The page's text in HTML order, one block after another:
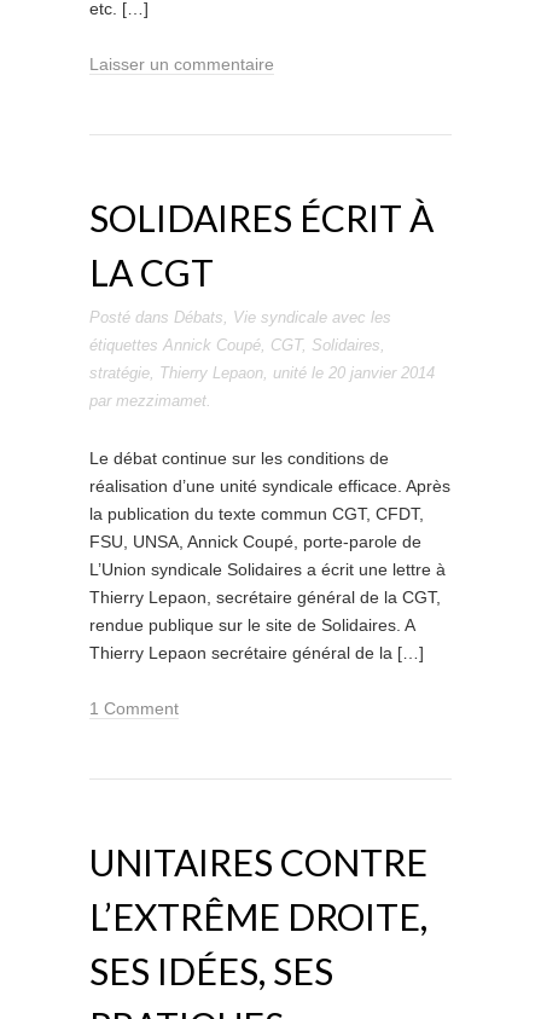
etc. […]
Laisser un commentaire
SOLIDAIRES ÉCRIT À
LA CGT
Posté dans Débats, Vie syndicale avec les
étiquettes Annick Coupé, CGT, Solidaires,
stratégie, Thierry Lepaon, unité le 20 janvier 2014
par mezzimamet.
Le débat continue sur les conditions de
réalisation d’une unité syndicale efficace. Après
la publication du texte commun CGT, CFDT,
FSU, UNSA, Annick Coupé, porte-parole de
L’Union syndicale Solidaires a écrit une lettre à
Thierry Lepaon, secrétaire général de la CGT,
rendue publique sur le site de Solidaires. A
Thierry Lepaon secrétaire général de la […]
1 Comment
UNITAIRES CONTRE
L’EXTRÊME DROITE,
SES IDÉES, SES